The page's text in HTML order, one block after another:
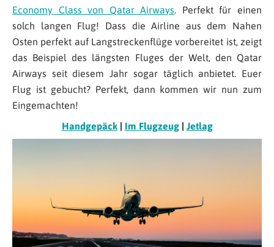
Economy Class von Qatar Airways. Perfekt für einen
solch langen Flug! Dass die Airline aus dem Nahen
Osten perfekt auf Langstreckenflüge vorbereitet ist, zeigt
das Beispiel des längsten Fluges der Welt, den Qatar
Airways seit diesem Jahr sogar täglich anbietet. Euer
Flug ist gebucht? Perfekt, dann kommen wir nun zum
Eingemachten!
Handgepäck| Im Flugzeug| Jetlag